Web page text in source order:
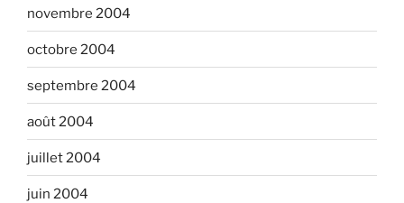
novembre 2004
octobre 2004
septembre 2004
août 2004
juillet 2004
juin 2004